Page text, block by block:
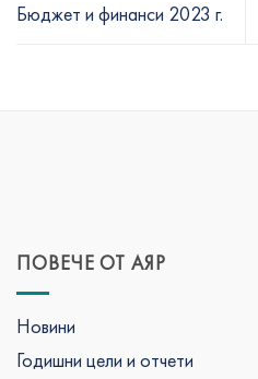
Бюджет и финанси 2023 г.
ПОВЕЧЕ ОТ АЯР
Новини
Годишни цели и отчети